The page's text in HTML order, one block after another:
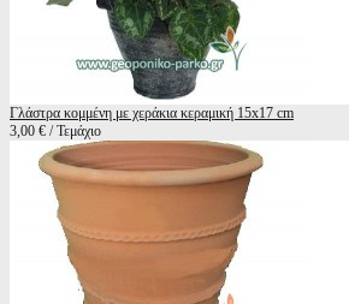
Γλάστρα κομμένη με χεράκια κεραμική 15x17 cm
3,00 € / Τεμάχιο